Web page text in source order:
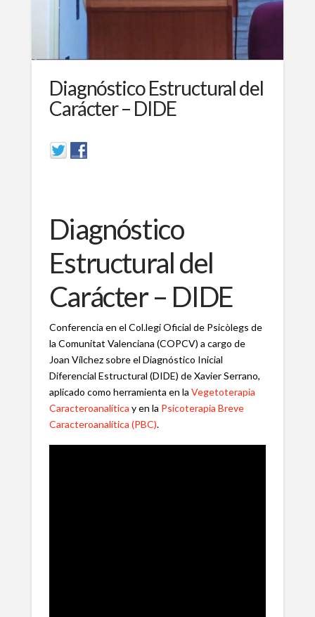
Diagnóstico Estructural del
Carácter – DIDE
Diagnóstico
Estructural del
Carácter – DIDE
Conferencia en el Col.legi Oficial de Psicòlegs de
la Comunitat Valenciana (COPCV) a cargo de
Joan Vílchez sobre el Diagnóstico Inicial
Diferencial Estructural (DIDE) de Xavier Serrano,
aplicado como herramienta en la Vegetoterapia
Caracteroanalítica y en la Psicoterapia Breve
Caracteroanalítica (PBC).